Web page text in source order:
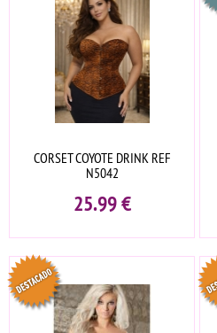
CORSET COYOTE DRINK REF
N5042
25.99€